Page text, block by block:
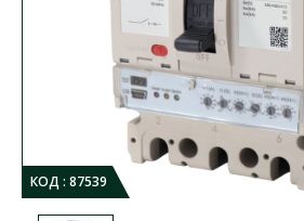
КОД : 87539